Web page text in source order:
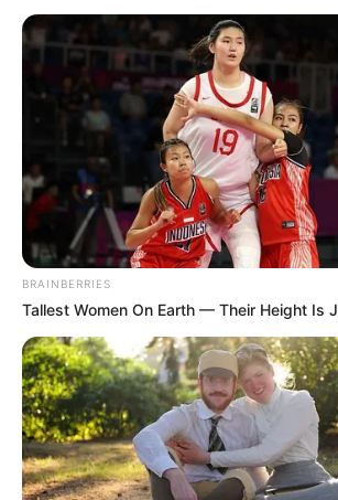
BRAINBERRIES
Tallest Women On Earth — Their Height Is